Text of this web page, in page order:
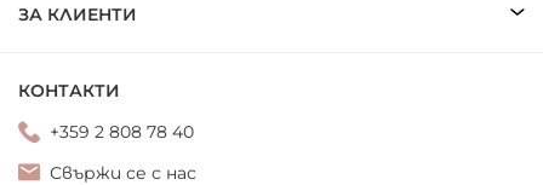
ЗА КЛИЕНТИ
КОНТАКТИ
+359 2 808 78 40
Свържи се с нас